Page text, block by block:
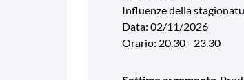
Influenze della
Data: 02/11/2026
Orario: 20.30 - 23.30